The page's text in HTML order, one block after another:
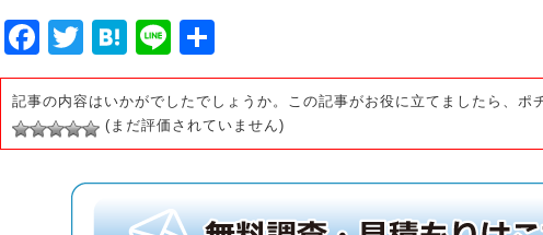
Facebook
Twitter
Hatena
Line
有
記事の内容はいかがでしたでしょうか。この記事がお役に立てましたら、ポ
(まだ評価されていません)